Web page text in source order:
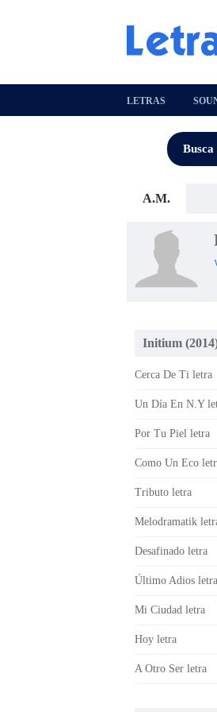
LETRAS
A.M.
Initium
Cerca De Ti letra
Un Día En N.Y
Por Tu Piel letra
Como Un Eco
Tributo letra
Melodramatik
Desafinado letra
Último Adios letra
Mi Ciudad letra
Hoy letra
A Otro Ser letra